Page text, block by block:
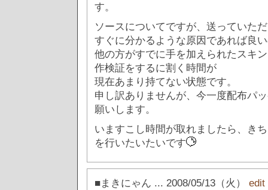
す。
ソースについてですが、送っていた
すぐに分かるような原因であれば良
他の方がすでに手を加えられたスキ
作検証をするに割く時間が
現在あまり持てない状態です。
申し訳ありませんが、今一度配布パ
願いします。
いますこし時間が取れましたら、き
を行いたいたいです
■まきにゃん ... 2008/05/13（火） edit